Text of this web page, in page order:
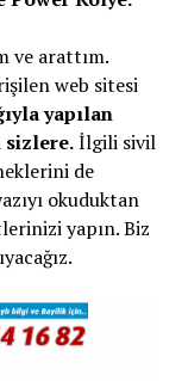
ve arattım.
web sitesi
yapılan
sizlere.İlgili sivil
de
okuduktan
yapın. Biz